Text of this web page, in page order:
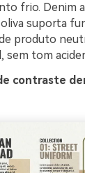
frio. Denim
suporta
produto
sem tom
contraste